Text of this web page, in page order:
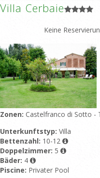
Villa Cerbaie
Keine
Zonen: Castelfranco di Sotto -
Unterkunftstyp: Villa
Bettenzahl: 10-12
Doppelzimmer: 5
Bäder: 4
Piscine: Privater Pool